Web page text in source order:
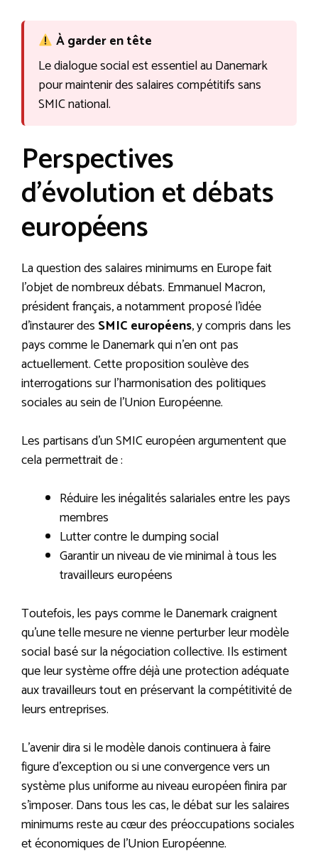
À garder en tête
Le dialogue social est essentiel au Danemark
pour maintenir des salaires compétitifs sans
SMIC national.
Perspectives
d’évolution et débats
européens
La question des salaires minimums en Europe fait
l’objet de nombreux débats. Emmanuel Macron,
président français, a notamment proposé l’idée
d’instaurer des SMIC européens, y compris dans les
pays comme le Danemark qui n’en ont pas
actuellement. Cette proposition soulève des
interrogations sur l’harmonisation des politiques
sociales au sein de l’Union Européenne.
Les partisans d’un SMIC européen argumentent que
cela permettrait de :
Réduire les inégalités salariales entre les pays
membres
Lutter contre le dumping social
Garantir un niveau de vie minimal à tous les
travailleurs européens
Toutefois, les pays comme le Danemark craignent
qu’une telle mesure ne vienne perturber leur modèle
social basé sur la négociation collective. Ils estiment
que leur système offre déjà une protection adéquate
aux travailleurs tout en préservant la compétitivité de
leurs entreprises.
L’avenir dira si le modèle danois continuera à faire
figure d’exception ou si une convergence vers un
système plus uniforme au niveau européen finira par
s’imposer. Dans tous les cas, le débat sur les salaires
minimums reste au cœur des préoccupations sociales
et économiques de l’Union Européenne.